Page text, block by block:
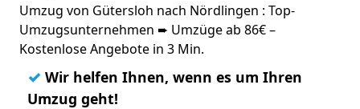
Umzug von Gütersloh nach Nördlingen : Top-
Umzugsunternehmen ➨ Umzüge ab 86€ –
Kostenlose Angebote in 3 Min.
✓ Wir helfen Ihnen, wenn es um Ihren
Umzug geht!